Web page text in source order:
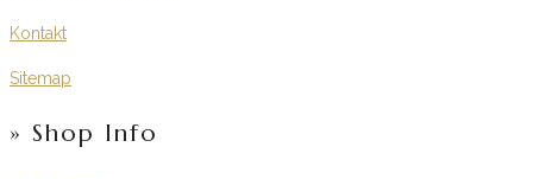
Kontakt
Sitemap
» Shop Info